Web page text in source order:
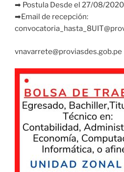
➡ Postula Desde el 27/08/
➡Email de recepción:
vnavarrete@proviasdes.gob.pe